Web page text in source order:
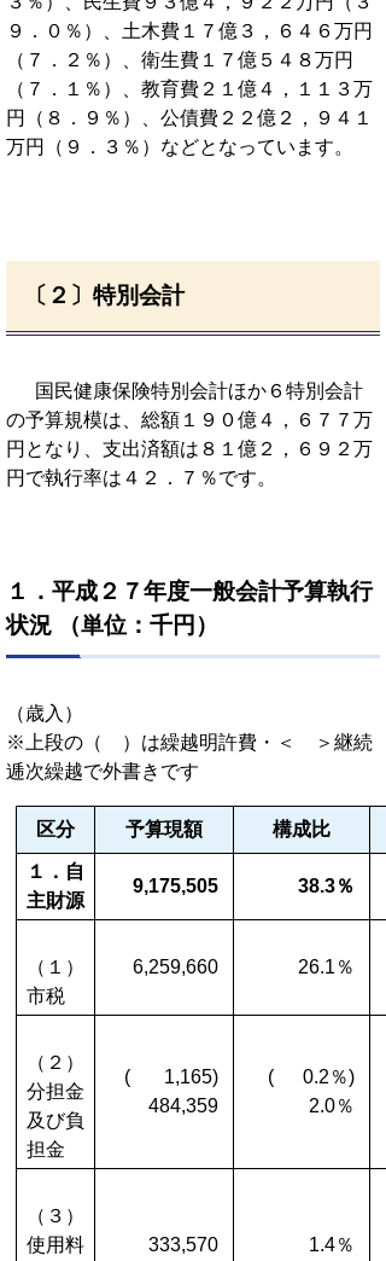
９．０％）、土木費１７億３，６４６万円
（７．２％）、衛生費１７億５４８万円
（７．１％）、教育費２１億４，１１３万
円（８．９％）、公債費２２億２，９４１
万円（９．３％）などとなっています。
〔２〕特別会計
国民健康保険特別会計ほか６特別会計
の予算規模は、総額１９０億４，６７７万
円となり、支出済額は８１億２，６９２万
円で執行率は４２．７％です。
１．平成２７年度一般会計予算執行
状況 （単位：千円）
（歳入）
※上段の（ ）は繰越明許費・＜ ＞継続
逓次繰越で外書きです
区分 予算現額 構成比
１．自
主財源
9,175,505 38.3％
（１）
市税
6,259,660 26.1％
（２）
分担金
及び負
担金
( 1,165)
484,359
( 0.2％)
2.0％
（３）
使用料
333,570 1.4％